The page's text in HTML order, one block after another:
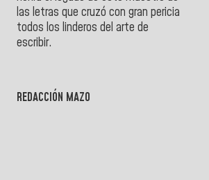
las letras que cruzó con gran pericia
todos los linderos del arte de
escribir.
REDACCIÓN MAZO